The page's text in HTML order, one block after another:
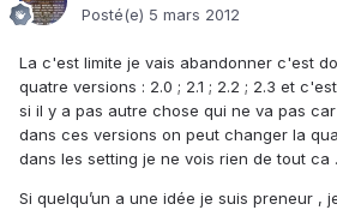
Posté(e) 5 mars 2012
La c'est limite je vais abandonner c'est
quatre versions : 2.0 ; 2.1 ; 2.2 ; 2.3 et
si il y a pas autre chose qui ne va pas
dans ces versions on peut changer la
dans les setting je ne vois rien de tout ca
Si quelqu’un a une idée je suis preneur ,